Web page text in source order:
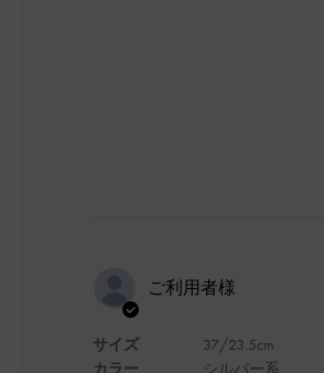
ご利用者様
サイズ
カラー
37/23.5cm
シルバー系